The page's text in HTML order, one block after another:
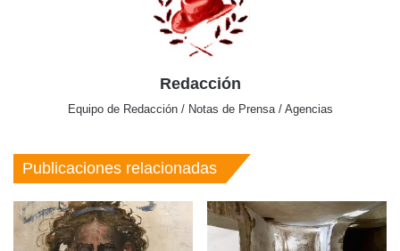
Redacción
Equipo de Redacción / Notas de Prensa / Agencias
Publicaciones relacionadas